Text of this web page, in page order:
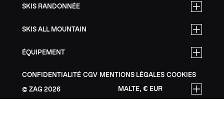
SKIS RANDONNÉE
SKIS ALL MOUNTAIN
ÉQUIPEMENT
CONFIDENTIALITÉ CGV MENTIONS LÉGALES COOKIES
ZAG 2026 MALTE, € EUR